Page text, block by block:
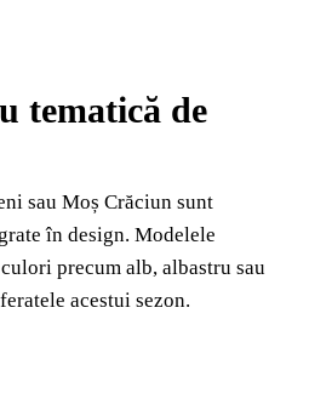
tematică de
sau Moș Crăciun sunt
în design. Modelele
precum alb, albastru sau
acestui sezon.